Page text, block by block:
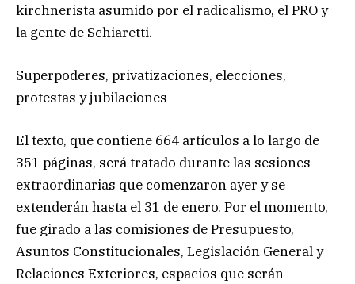
kirchnerista asumido por el radicalismo, el PRO y
la gente de Schiaretti.
Superpoderes, privatizaciones, elecciones,
protestas y jubilaciones
El texto, que contiene 664 artículos a lo largo de
351 páginas, será tratado durante las sesiones
extraordinarias que comenzaron ayer y se
extenderán hasta el 31 de enero. Por el momento,
fue girado a las comisiones de Presupuesto,
Asuntos Constitucionales, Legislación General y
Relaciones Exteriores, espacios que serán